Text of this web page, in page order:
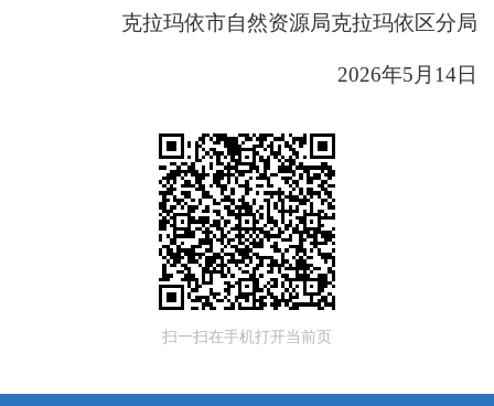
克拉玛依市自然资源局克拉玛依区分局
2026年5月14日
扫一扫在手机打开当前页